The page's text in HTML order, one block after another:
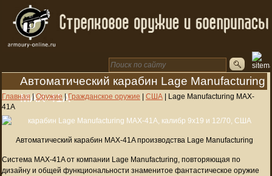
Автоматический карабин Lage Manufacturing
MAX-41A
Главная|Оружие |Гражданское оружие | США | Lage Manufacturing MAX-
41A
Автоматический карабин MAX-41A производства Lage Manufacturing
Система MAX-41A от компании Lage Manufacturing, повторяющая по
дизайну и общей функциональности знаменитое фантастическое оружие